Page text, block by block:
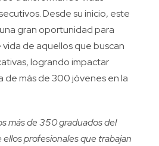
Desde su inicio, este
gran oportunidad para
de aquellos que buscan
logrando impactar
de más de 300 jóvenes en la
más de 350 graduados del
profesionales que trabajan